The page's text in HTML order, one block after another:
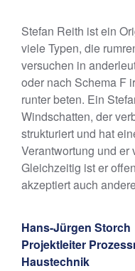
Stefan Reith ist ein
viele Typen, die
versuchen in
oder nach Schema F
runter beten. Ein
Windschatten, der
strukturiert und hat
Verantwortung und er
Gleichzeitig ist er
akzeptiert auch
Hans-Jürgen Storch
Projektleiter
Haustechnik